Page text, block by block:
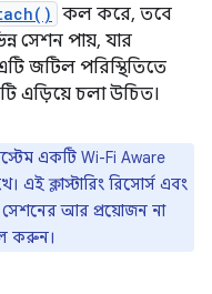
কল করে, তবে
সেশন পায়, যার
জটিল পরিস্থিতিতে
এড়িয়ে চলা উচিত।
একটি Wi-Fi Aware
এই ক্লাস্টারিং রিসোর্স এবং
সেশনের আর প্রয়োজন না
করুন।